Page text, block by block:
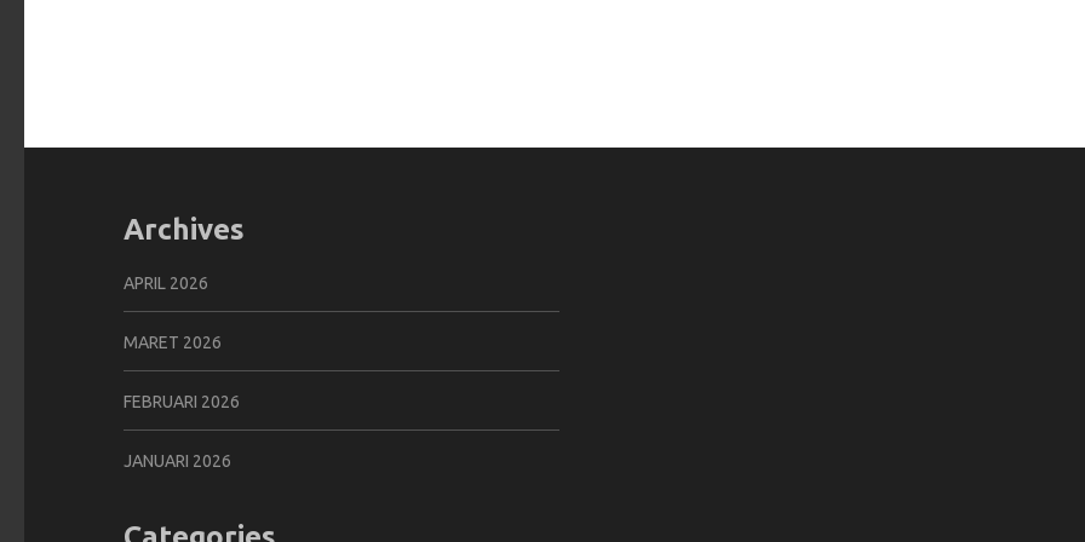
Archives
APRIL 2026
MARET 2026
FEBRUARI 2026
JANUARI 2026